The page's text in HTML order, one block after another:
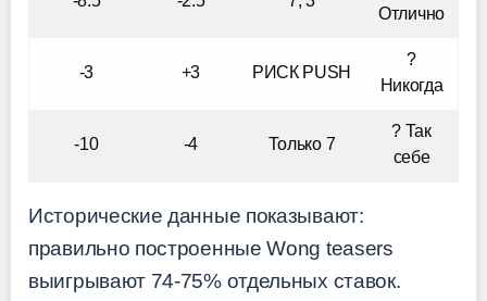
Отлично
-3 +3 РИСК PUSH
?
Никогда
-10 -4 Только 7
? Так
себе
Исторические данные показывают:
правильно построенные Wong teasers
выигрывают 74-75% отдельных ставок.